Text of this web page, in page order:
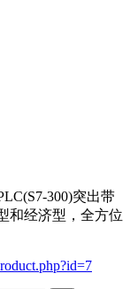
300)突出带
和经济型，全方位